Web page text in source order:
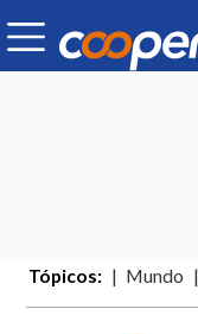
Tópicos: Mundo